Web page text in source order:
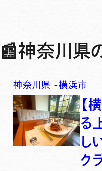
📰神奈川県
神奈川県 -横浜市
【
る
し
ク